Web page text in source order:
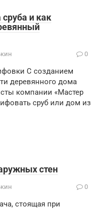
и как
0
С созданием
деревянного дома
компании «Мастер
сруб или дом из
стен
0
стоящая при